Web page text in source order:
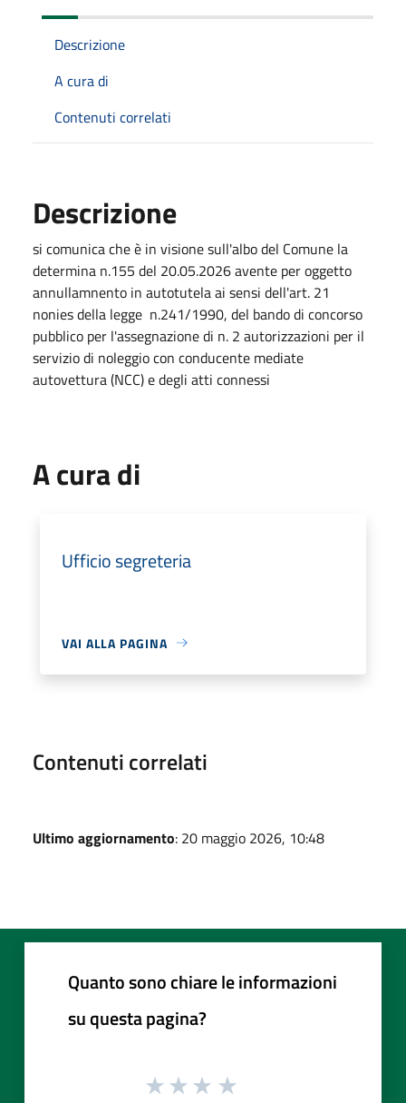
Descrizione
A cura di
Contenuti correlati
Descrizione
si comunica che è in visione sull'albo del Comune la
determina n.155 del 20.05.2026 avente per oggetto
annullamnento in autotutela ai sensi dell'art. 21
nonies della legge n.241/1990, del bando di concorso
pubblico per l'assegnazione di n. 2 autorizzazioni per il
servizio di noleggio con conducente mediate
autovettura (NCC) e degli atti connessi
A cura di
Ufficio segreteria
VAI ALLA PAGINA
Contenuti correlati
Ultimo aggiornamento: 20 maggio 2026, 10:48
Quanto sono chiare le informazioni
su questa pagina?